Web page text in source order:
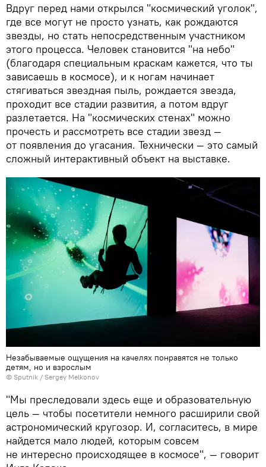
Вдруг перед нами открылся "космический уголок",
где все могут не просто узнать, как рождаются
звезды, но стать непосредственным участником
этого процесса. Человек становится "на небо"
(благодаря специальным краскам кажется, что ты
зависаешь в космосе), и к ногам начинает
стягиваться звездная пыль, рождается звезда,
проходит все стадии развития, а потом вдруг
разлетается. На "космических стенах" можно
прочесть и рассмотреть все стадии звезд —
от появления до угасания. Технически — это самый
сложный интерактивный объект на выставке.
Незабываемые ощущения на качелях понравятся не только
детям, но и взрослым
© Sputnik / Sergey Melkonov
"Мы преследовали здесь еще и образовательную
цель — чтобы посетители немного расширили свой
астрономический кругозор. И, согласитесь, в мире
найдется мало людей, которым совсем
не интересно происходящее в космосе", — говорит